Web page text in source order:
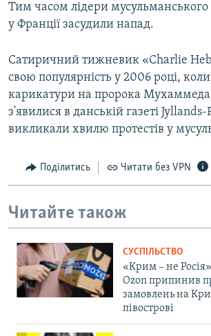
Тим часом лідери мусульманського
у Франції засудили напад.
Сатиричний тижневик «Charlie
свою популярність у 2006 році,
карикатури на пророка
з'явилися в данській газеті Jyllands-
викликали хвилю протестів у
Поділитись Читати без VPN
Читайте також
СУСПІЛЬСТВО
«Крим – не
Ozon припинив
замовлень на
півострові